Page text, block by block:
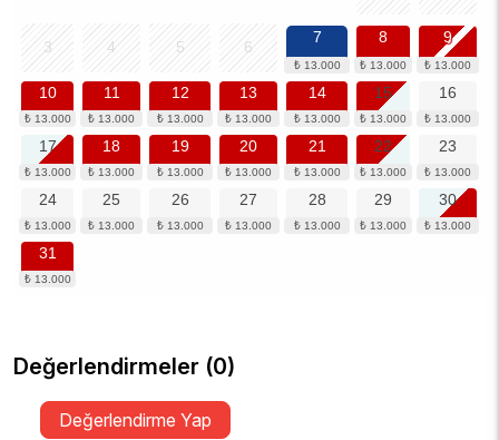
3 4 5 6
7 8 9
10 11 12 13 14 15 16
17 18 19 20 21 22 23
24 25 26 27 28 29 30
31
Değerlendirmeler (0)
Değerlendirme Yap